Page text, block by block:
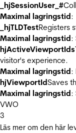
_hjSessionUser_#
Maximal lagringstid:
_hjTLDTestRegisters
Maximal lagringstid:
hjActiveViewportIds
visitor's experience.
Maximal lagringstid:
hjViewportIdSaves
Maximal lagringstid:
VWO
3
Läs mer om den här